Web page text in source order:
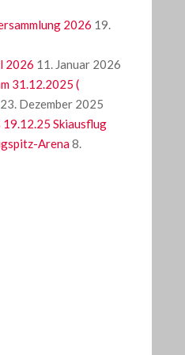
2026 19.
2026 11. Januar 2026
31.12.2025 (
23. Dezember 2025
Skiausflug
Arena8.